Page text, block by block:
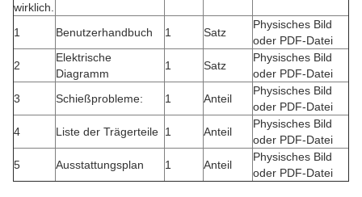
wirklich.
1 Benutzerhandbuch 1 Satz
Physisches Bild
oder PDF-Datei
2
Elektrische
Diagramm
1 Satz
Physisches Bild
oder PDF-Datei
3
Schießprobleme: 1 Anteil
Physisches Bild
oder PDF-Datei
4
Liste der Trägerteile 1 Anteil
Physisches Bild
oder PDF-Datei
5
Ausstattungsplan 1 Anteil
Physisches Bild
oder PDF-Datei